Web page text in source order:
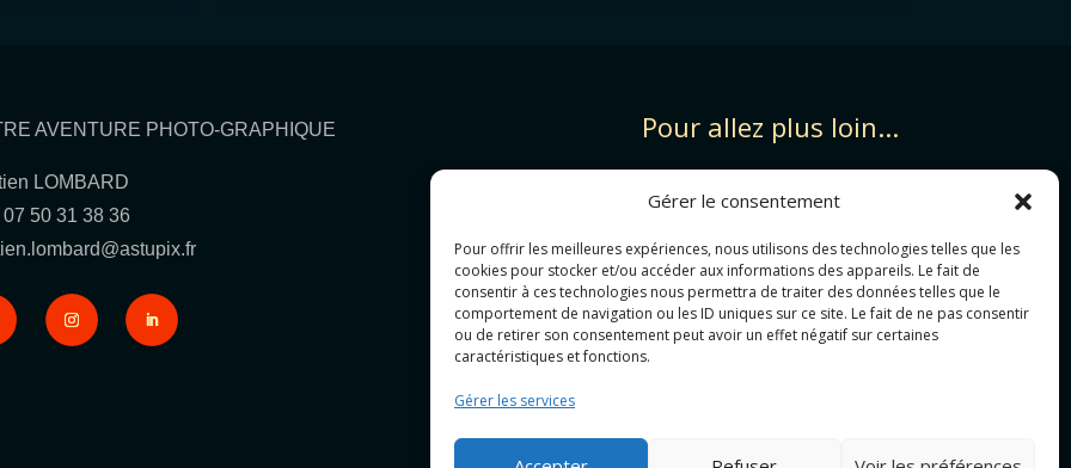
Gérer le consentement
Pour offrir les meilleures expériences, nous utilisons des technologies telles que les
cookies pour stocker et/ou accéder aux informations des appareils. Le fait de
consentir à ces technologies nous permettra de traiter des données telles que le
comportement de navigation ou les ID uniques sur ce site. Le fait de ne pas consentir
ou de retirer son consentement peut avoir un effet négatif sur certaines
caractéristiques et fonctions.
Gérer les services
AVENTURE PHOTO-GRAPHIQUE
LOMBARD
07 50 31 38 36
Pour allez plus loin...
PROJET MIXTE
CONTACT&DEVIS
Politique de cookies (UE)
Politique de confidentialité